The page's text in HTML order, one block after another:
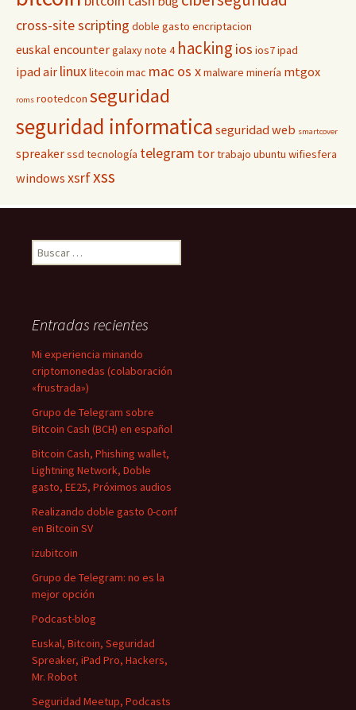
cross-site scripting doble gasto encriptacion
euskal encountergalaxy note 4 hacking ios ios7ipad
ipad air linuxlitecoin mac mac os xmalware minería mtgox
roms rootedcon seguridad
seguridad informatica seguridad web smartcover
spreakerssd tecnología telegram tortrabajo ubuntu wifiesfera
windows xsrfxss
Buscar:
Entradas recientes
Mi experiencia minando
criptomonedas (colaboración
«frustrada»)
Grupo de Telegram sobre
Bitcoin Cash (BCH) en español
Bitcoin Cash, Phishing wallet,
Lightning Network, Doble
gasto, EE25, Próximos audios
Realizando doble gasto 0-conf
en Bitcoin SV
izubitcoin
Grupo de Telegram: no es la
mejor opción
Podcast-blog
Euskal, Bitcoin, Seguridad
Spreaker, iPad Pro, Hackers,
Mr. Robot
Seguridad Meetup, Podcasts